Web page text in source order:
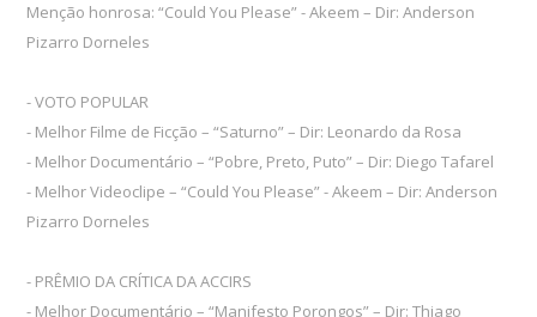
Menção honrosa: “Could You Please” - Akeem – Dir: Anderson
Pizarro Dorneles
- VOTO POPULAR
- Melhor Filme de Ficção – “Saturno” – Dir: Leonardo da Rosa
- Melhor Documentário – “Pobre, Preto, Puto” – Dir: Diego Tafarel
- Melhor Videoclipe – “Could You Please” - Akeem – Dir: Anderson
Pizarro Dorneles
- PRÊMIO DA CRÍTICA DA ACCIRS
- Melhor Documentário – “Manifesto Porongos” – Dir: Thiago